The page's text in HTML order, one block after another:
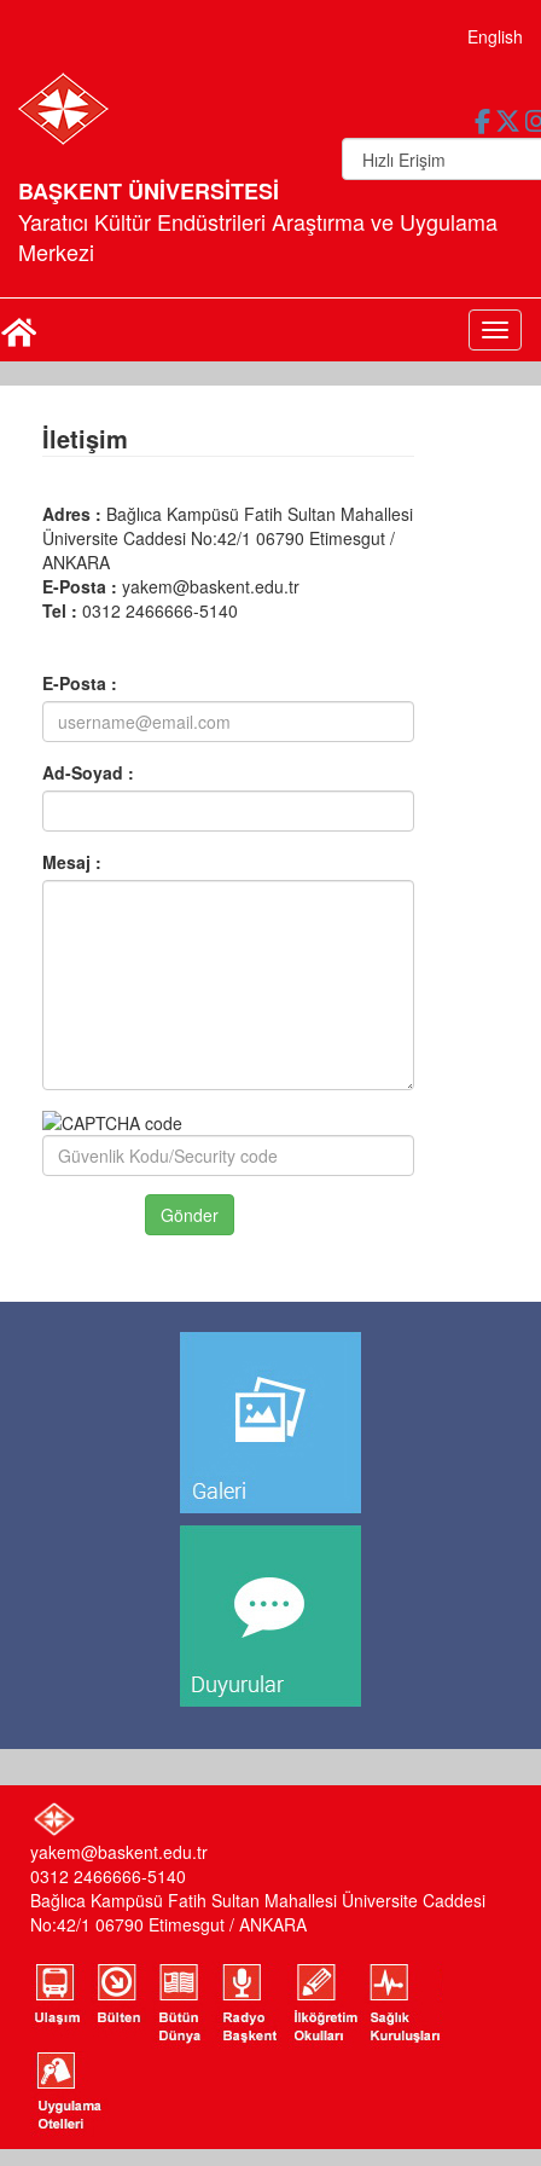
English
BAŞKENT ÜNİVERSİTESİ
Yaratıcı Kültür Endüstrileri Araştırma ve Uygulama
Merkezi
İletişim
Adres : Bağlıca Kampüsü Fatih Sultan Mahallesi
Üniversite Caddesi No:42/1 06790 Etimesgut /
ANKARA
E-Posta : yakem@baskent.edu.tr
Tel : 0312 2466666-5140
E-Posta :
Ad-Soyad :
Mesaj :
Gönder
yakem@baskent.edu.tr
0312 2466666-5140
Bağlıca Kampüsü Fatih Sultan Mahallesi Üniversite Caddesi
No:42/1 06790 Etimesgut / ANKARA